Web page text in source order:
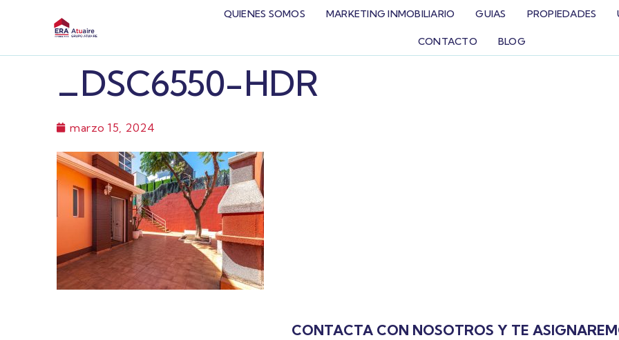
QUIENES SOMOS MARKETING INMOBILIARIO GUIAS PROPIEDADES
CONTACTO BLOG
_DSC6550-HDR
marzo 15, 2024
CONTACTA CON NOSOTROS Y TE